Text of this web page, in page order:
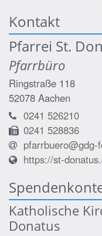
Kontakt
Pfarrei St.
Pfarrbüro
Ringstraße 118
52078 Aachen
0241 526210
0241 528836
https://st-
Katholische
Donatus